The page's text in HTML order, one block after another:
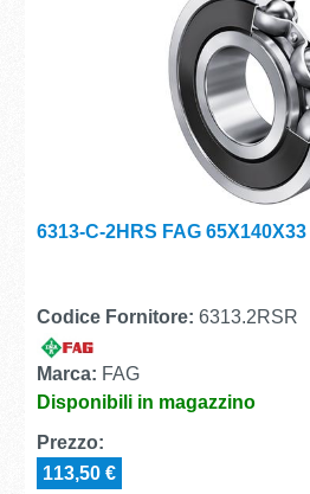
6313-C-2HRS FAG 65X140X33
Codice Fornitore: 6313.2RSR
Marca: FAG
Disponibili in magazzino
Prezzo:
113,50 €